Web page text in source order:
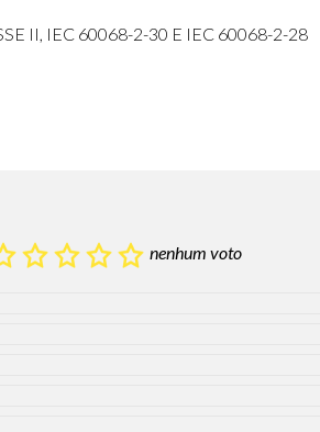
II, IEC 60068-2-30 E IEC 60068-2-28
nenhum voto